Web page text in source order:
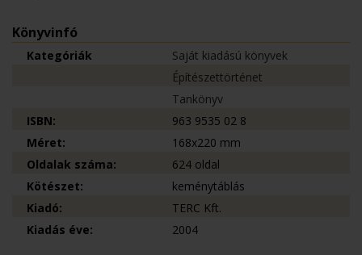
Könyvinfó
Kategóriák
Saját kiadású könyvek
Építészettörténet
Tankönyv
ISBN:
963 9535 02 8
Méret:
168x220 mm
Oldalak száma:
624 oldal
Kötészet:
keménytáblás
Kiadó:
TERC Kft.
Kiadás éve:
2004